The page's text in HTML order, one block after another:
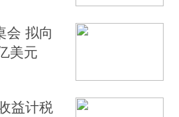
会 拟向
美元
益计税